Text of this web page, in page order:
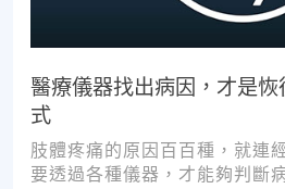
醫療儀器找出病因，才是
式
肢體疼痛的原因百百種，就連
要透過各種儀器，才能夠判斷